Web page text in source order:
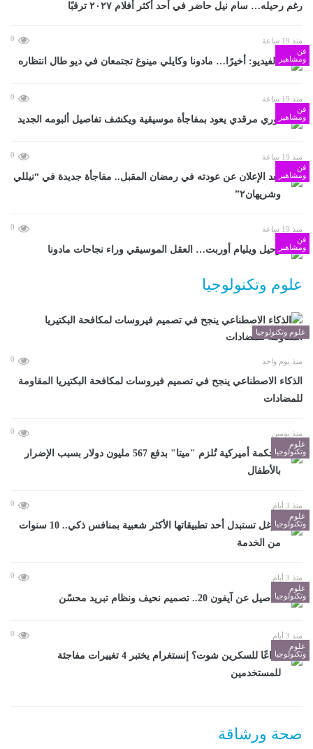
رغم رحيله… سام نيل حاضر في أحد أكثر أفلام ٢٠٢٧ ترقبًا
منذ 19 ساعة
0
فن
ومشاهيربالفيديو: أخيرًا… مادونا وكايلي مينوغ تجتمعان في ديو طال انتظاره
منذ 19 ساعة
0
فن
ومشاهيريوري مرقدي يعود بمفاجأة موسيقية ويكشف تفاصيل ألبومه الجديد
منذ 19 ساعة
0
فن
ومشاهيربعد الإعلان عن عودته في رمضان المقبل.. مفاجأة جديدة في “نيللي
وشريهان٢”
منذ 19 ساعة
0
فن
ومشاهيررحيل ويليام أوربت… العقل الموسيقي وراء نجاحات مادونا
علوم وتكنولوجيا
علوم وتكنولوجيا
منذ يوم واحد 0
الذكاء الاصطناعي ينجح في تصميم فيروسات لمكافحة البكتيريا المقاومة
للمضادات
منذ يومين
0
علوم
وتكنولوجيا
محكمة أميركية تُلزم "ميتا" بدفع 567 مليون دولار بسبب الإضرار
بالأطفال
منذ 3 أيام
0
علوم
وتكنولوجيا
غوغل تستبدل أحد تطبيقاتها الأكثر شعبية بمنافس ذكي.. 10 سنوات
من الخدمة
منذ 3 أيام
0
علوم
وتكنولوجياتفاصيل عن آيفون 20.. تصميم نحيف ونظام تبريد محسّن
منذ 3 أيام
0
علوم
وتكنولوجيا
وداعًا للسكرين شوت؟ إنستغرام يختبر 4 تغييرات مفاجئة
للمستخدمين
صحة ورشاقة